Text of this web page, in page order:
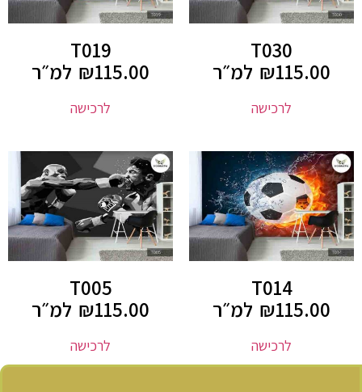
T030
₪115.00 למ״ר
לרכישה
T019
₪115.00 למ״ר
לרכישה
T014
₪115.00 למ״ר
לרכישה
T005
₪115.00 למ״ר
לרכישה